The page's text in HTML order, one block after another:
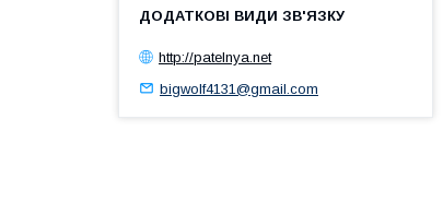
http://patelnya.net
bigwolf4131@gmail.com